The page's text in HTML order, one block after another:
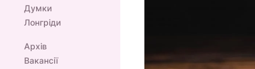
Думки
Лонгріди
Архів
Вакансії